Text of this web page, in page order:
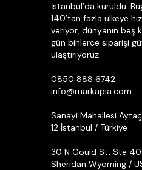
İstanbul’da kuruldu.
140’tan fazla ülkeye
veriyor, dünyanın beş
gün binlerce siparişi
ulaştırıyoruz.
0850 888 6742
info@markapia.com
Sanayi Mahallesi
12 İstanbul / Türkiye
30 N Gould St, Ste
Sheridan Wyoming /